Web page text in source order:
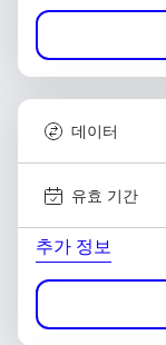
데이터
유효 기간
추가 정보